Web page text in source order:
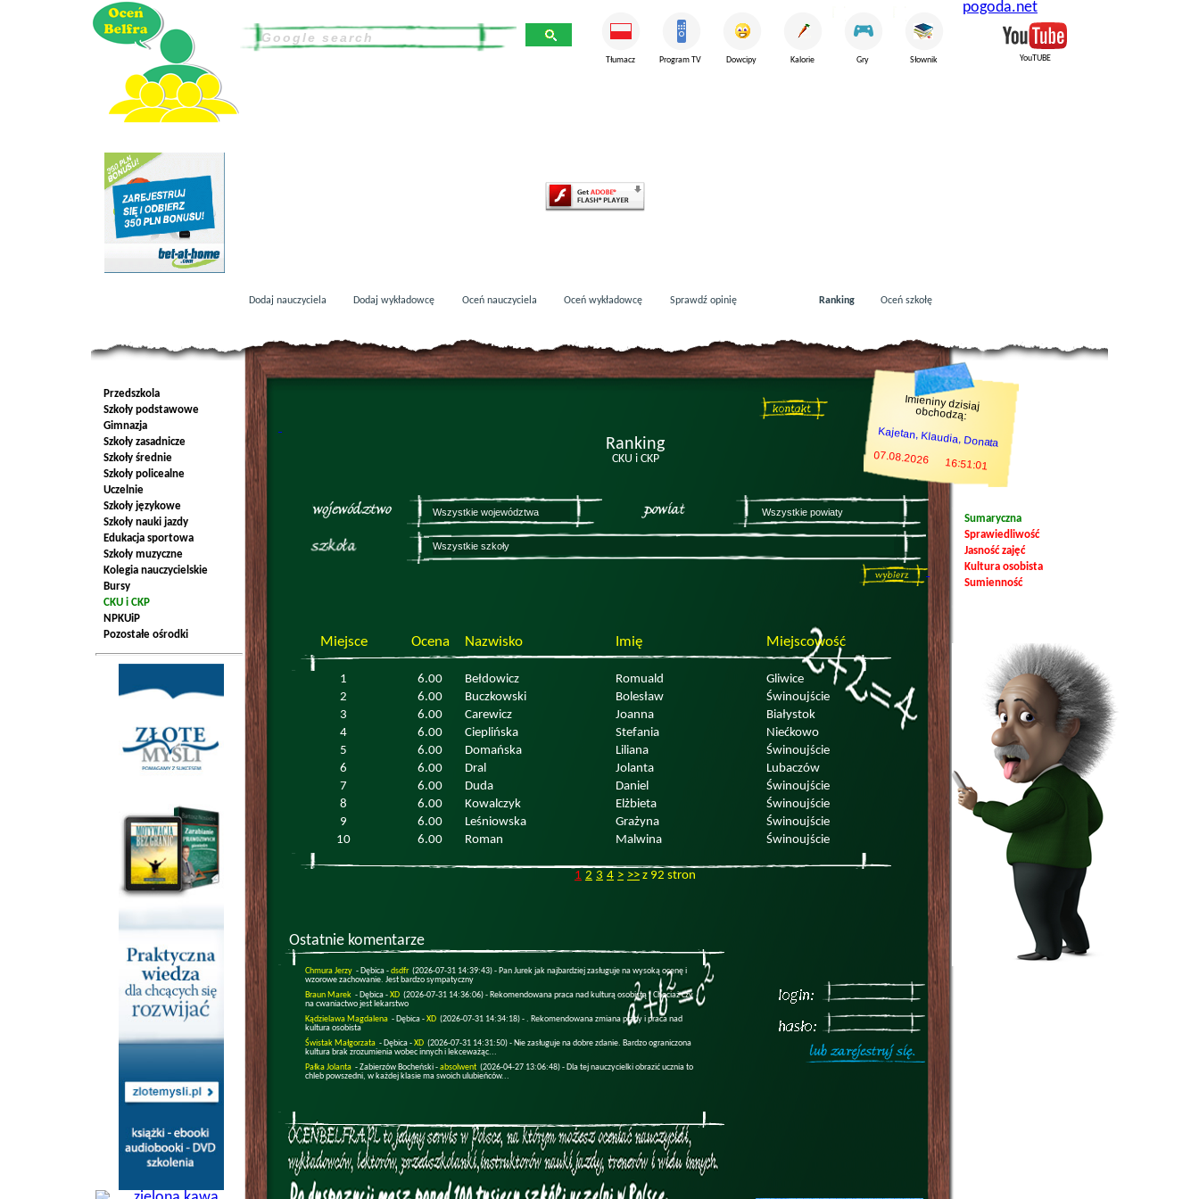
Tłumacz Program TV Dowcipy Kalorie Gry Słownik
Dodaj nauczyciela Dodaj wykładowcę Oceń nauczyciela Oceń wykładowcę Sprawdź opinię Ranking Oceń szkołę
pogoda.net
YouTUBE
Ranking
CKU i CKP
Miejsce Ocena Nazwisko Imię Miejscowość
1 6.00 Bełdowicz Romuald
Gliwice
2
6.00 Buczkowski Bolesław
Świnoujście
3
6.00 Carewicz Joanna
Białystok
4
6.00 Cieplińska Stefania
Niećkowo
5
6.00 Domańska Liliana
Świnoujście
6
6.00 Dral Jolanta
Lubaczów
7
6.00 Duda Daniel
Świnoujście
8
6.00 Kowalczyk Elżbieta
Świnoujście
9
6.00 Leśniowska Grażyna
Świnoujście
10
6.00 Roman Malwina Świnoujście
1 2 3 4 > >> z 92 stron
Ostatnie komentarze
Chmura Jerzy - Dębica -dsdfr (2026-07-31 14:39:43) - Pan Jurek jak najbardziej zasługuje na wysoką ocenę i
wzorowe zachowanie. Jest bardzo sympatyczny
Braun Marek - Dębica -XD (2026-07-31 14:36:06) - Rekomendowana praca nad kulturą osobistą . Chociaż czy
na cwaniactwo jest lekarstwo
Kądzielawa Magdalena - Dębica -XD (2026-07-31 14:34:18) -. Rekomendowana zmiana pracy i praca nad
kultura osobista
Świstak Małgorzata - Dębica -XD (2026-07-31 14:31:50) - Nie zasługuje na dobre zdanie. Bardzo ograniczona
kultura brak zrozumienia wobec innych i lekceważąc...
Pałka Jolanta - Zabierzów Bocheński -absolwent (2026-04-27 13:06:48) - Dla tej nauczycielki obrazić ucznia to
chleb powszedni, w każdej klasie ma swoich ulubieńców...
Sumaryczna
Sprawiedliwość
Jasność zajęć
Kultura osobista
Sumienność
Imieniny dzisiaj
obchodzą:
Kajetan, Klaudia, Donata
07.08.2026 16:51:01
Przedszkola
Szkoły podstawowe
Gimnazja
Szkoły zasadnicze
Szkoły średnie
Szkoły policealne
Uczelnie
Szkoły językowe
Szkoły nauki jazdy
Edukacja sportowa
Szkoły muzyczne
Kolegia nauczycielskie
Bursy
CKU i CKP
NPKUiP
Pozostałe ośrodki